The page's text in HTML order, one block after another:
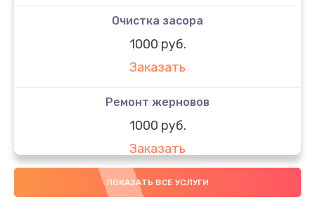
Очистка засора
1000 руб.
Заказать
Ремонт жерновов
1000 руб.
Заказать
Замена колец
ПОКАЗАТЬ ВСЕ УСЛУГИ